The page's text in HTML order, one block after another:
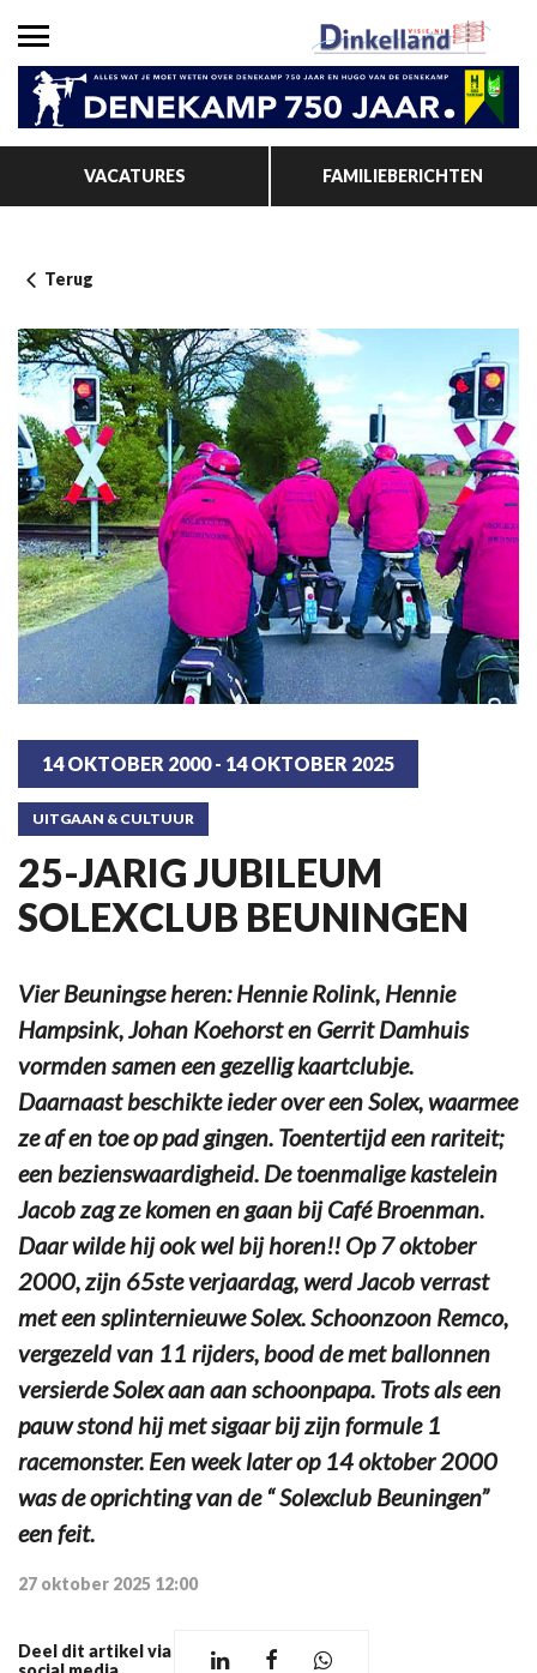
VACATURES FAMILIEBERICHTEN
Terug
14 OKTOBER 2000 - 14 OKTOBER 2025
UITGAAN & CULTUUR
25-JARIG JUBILEUM
SOLEXCLUB BEUNINGEN
Vier Beuningse heren: Hennie Rolink, Hennie
Hampsink, Johan Koehorst en Gerrit Damhuis
vormden samen een gezellig kaartclubje.
Daarnaast beschikte ieder over een Solex, waarmee
ze af en toe op pad gingen. Toentertijd een rariteit;
een bezienswaardigheid. De toenmalige kastelein
Jacob zag ze komen en gaan bij Café Broenman.
Daar wilde hij ook wel bij horen!! Op 7 oktober
2000, zijn 65ste verjaardag, werd Jacob verrast
met een splinternieuwe Solex. Schoonzoon Remco,
vergezeld van 11 rijders, bood de met ballonnen
versierde Solex aan aan schoonpapa. Trots als een
pauw stond hij met sigaar bij zijn formule 1
racemonster. Een week later op 14 oktober 2000
was de oprichting van de “ Solexclub Beuningen”
een feit.
27 oktober 2025 12:00
Deel dit artikel via